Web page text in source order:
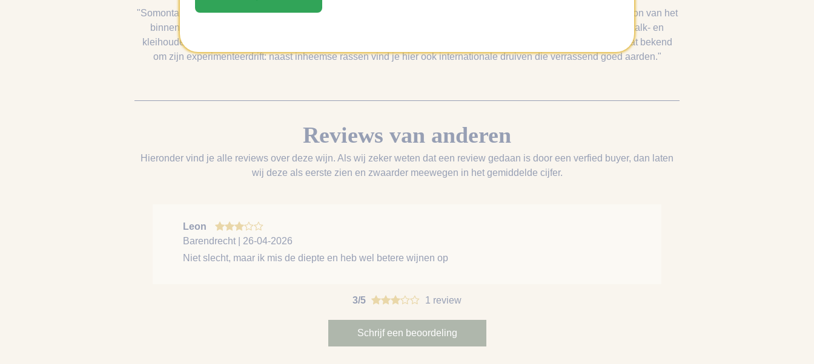
"Somontano is een appellatie in Aragón die letterlijk “aan de voet van de berg” betekent. Hier ontmoeten de warme zon van het
binnenland en de frisse bergwinden van de Pyreneeën elkaar, wat zorgt voor een lange, gelijkmatige rijping. De kalk- en
kleihoudende bodems geven structuur en mineraliteit, terwijl de hoogte het frisse karakter bewaart. Somontano staat bekend
om zijn experimenteerdrift: naast inheemse rassen vind je hier ook internationale druiven die verrassend goed aarden."
Reviews van anderen
Hieronder vind je alle reviews over deze wijn. Als wij zeker weten dat een review gedaan is door een verfied buyer, dan laten
wij deze als eerste zien en zwaarder meewegen in het gemiddelde cijfer.
Leon
Barendrecht | 26-04-2026
Niet slecht, maar ik mis de diepte en heb wel betere wijnen op
3/5 1 review
Schrijf een beoordeling